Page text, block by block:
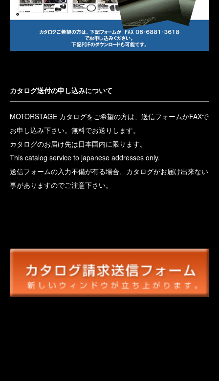
カタログ送付の申し込みについて
MOTORSTAGE カタログをご希望の方は、送信フォームかFAXで
お申し込み下さい。無料でお送りします。
カタログのお届け先は日本国内に限ります。
This catalog service to japanese addresses only.
送信フォームの入力不備が有る場合、カタログがお届け出来ない
事がありますのでご注意下さい。